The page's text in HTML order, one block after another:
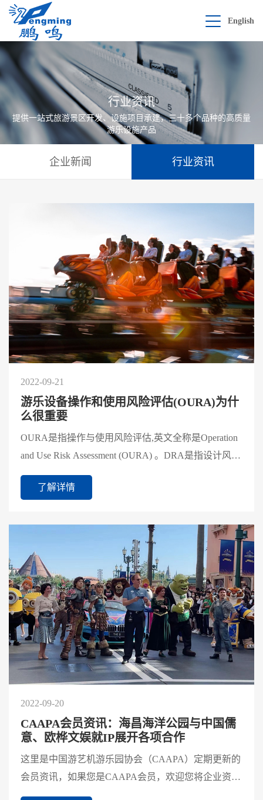
English
行业资讯
提供一站式旅游景区开发、设施项目承建，三十多个品种的高质量
游乐设施产品
企业新闻 行业资讯
2022-09-21
游乐设备操作和使用风险评估(OURA)为什
么很重要
OURA是指操作与使用风险评估,英文全称是Operation
and Use Risk Assessment (OURA) 。DRA是指设计风险
评估,英文全称是Design Risk Assessment (DRA)。
GB8408-201...
了解详情
2022-09-20
CAAPA会员资讯：海昌海洋公园与中国儒
意、欧桦文娱就IP展开各项合作
这里是中国游艺机游乐园协会（CAAPA）定期更新的
会员资讯，如果您是CAAPA会员，欢迎您将企业资讯
发送至CAAPA宣传部微信（18810272514）进行投